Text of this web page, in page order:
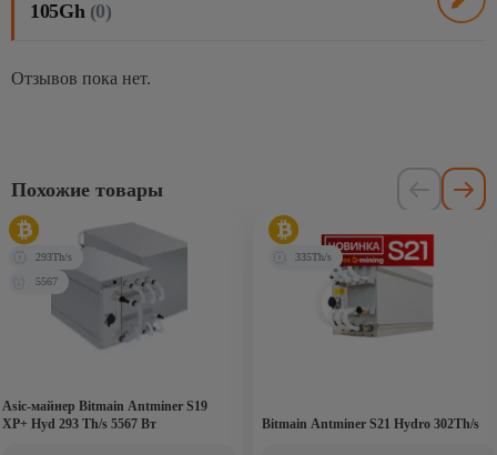
105Gh (0)
Отзывов пока нет.
Похожие товары
Asic-майнер Bitmain Antminer S19
XP+ Hyd 293 Th/s 5567 Вт
293Th/s
5567
Bitmain Antminer S21 Hydro 302Th/s
335Th/s